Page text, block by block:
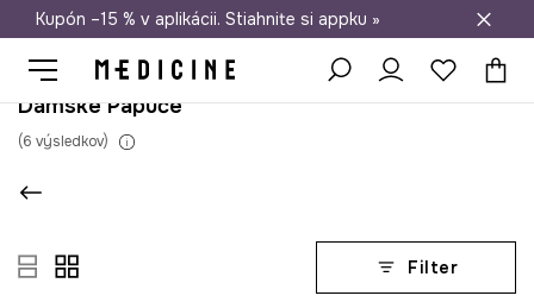
Doprava zadarmo od 50 €
Kupón –15 % v aplikácii. Stiahnite si appku »
Dámske Papuče
(6 výsledkov)
Filter